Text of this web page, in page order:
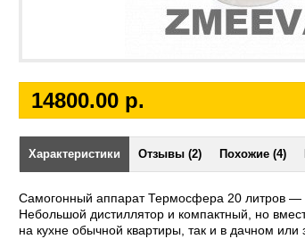
14800.00 р.
Характеристики Отзывы (2) Похожие (4)
Самогонный аппарат Термосфера 20 литров —
Небольшой дистиллятор и компактный, но
на кухне обычной квартиры, так и в дачном или